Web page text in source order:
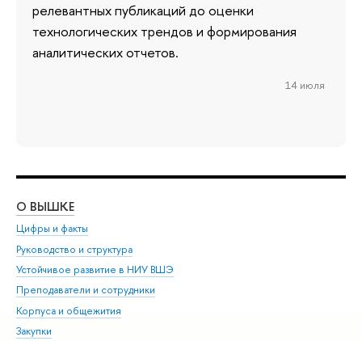
релевантных публикаций до оценки
технологических трендов и формирования
аналитических отчетов.
14 июля
О ВЫШКЕ
Цифры и факты
Руководство и структура
Устойчивое развитие в НИУ ВШЭ
Преподаватели и сотрудники
Корпуса и общежития
Закупки